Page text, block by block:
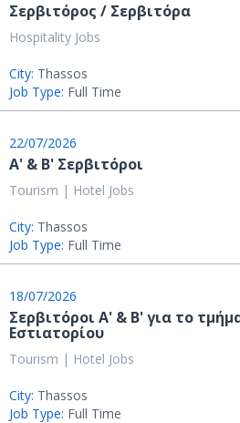
Σερβιτόρος / Σερβιτόρα
Hospitality Jobs
City: Thassos
Job Type: Full Time
22/07/2026
Α' & Β' Σερβιτόροι
Tourism | Hotel Jobs
City: Thassos
Job Type: Full Time
18/07/2026
Σερβιτόροι Α' & Β' για το
Εστιατορίου
Tourism | Hotel Jobs
City: Thassos
Job Type: Full Time